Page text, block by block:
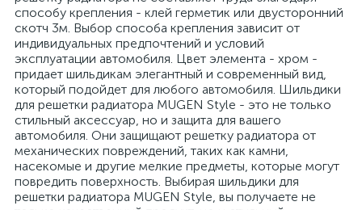
способу крепления - клей герметик или двусторонний
скотч 3м. Выбор способа крепления зависит от
индивидуальных предпочтений и условий
эксплуатации автомобиля. Цвет элемента - хром -
придает шильдикам элегантный и современный вид,
который подойдет для любого автомобиля. Шильдики
для решетки радиатора MUGEN Style - это не только
стильный аксессуар, но и защита для вашего
автомобиля. Они защищают решетку радиатора от
механических повреждений, таких как камни,
насекомые и другие мелкие предметы, которые могут
повредить поверхность. Выбирая шильдики для
решетки радиатора MUGEN Style, вы получаете не